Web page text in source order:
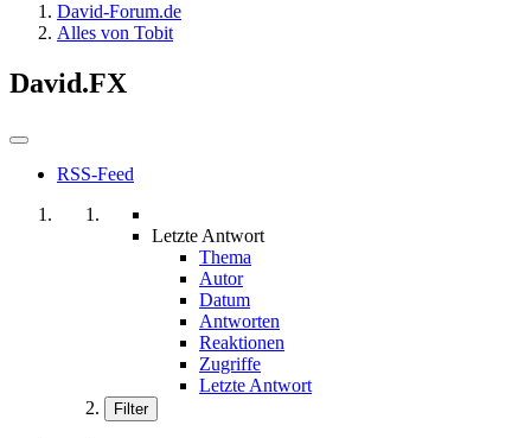
David-Forum.de
Alles von Tobit
David.FX
RSS-Feed
Letzte Antwort
Thema
Autor
Datum
Antworten
Reaktionen
Zugriffe
Letzte Antwort
Filter